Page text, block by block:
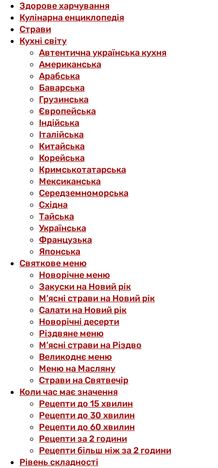
Здорове харчування
Кулінарна енциклопедія
Страви
Кухні світу
Автентична українська кухня
Американська
Арабська
Баварська
Грузинська
Європейська
Індійська
Італійська
Китайська
Корейська
Кримськотатарська
Мексиканська
Середземноморська
Східна
Тайська
Українська
Французька
Японська
Святкове меню
Новорічне меню
Закуски на Новий рік
М’ясні страви на Новий рік
Салати на Новий рік
Новорічні десерти
Різдвяне меню
М’ясні страви на Різдво
Великоднє меню
Меню на Масляну
Страви на Святвечір
Коли час має значення
Рецепти до 15 хвилин
Рецепти до 30 хвилин
Рецепти до 60 хвилин
Рецепти за 2 години
Рецепти більш ніж за 2 години
Рівень складності